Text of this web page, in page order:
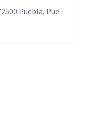
Puebla, Pue.